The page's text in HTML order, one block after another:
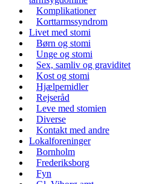
Komplikationer
Korttarmssyndrom
Livet med stomi
Børn og stomi
Unge og stomi
Sex, samliv og graviditet
Kost og stomi
Hjælpemidler
Rejseråd
Leve med stomien
Diverse
Kontakt med andre
Lokalforeninger
Bornholm
Frederiksborg
Fyn